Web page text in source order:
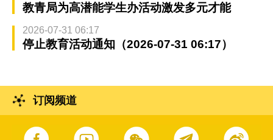
教青局为高潜能学生办活动激发多元才能
2026-07-31 06:17
停止教育活动通知（2026-07-31 06:17）
订阅频道